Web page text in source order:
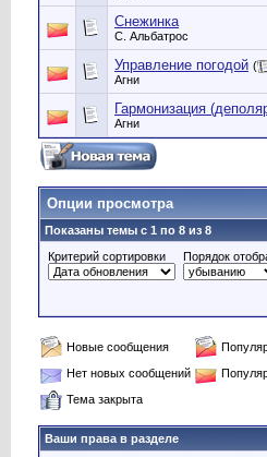
Снежинка
С. Альбатрос
Управление погодой (
Агни
Гармонизация
Агни
Опции просмотра
Показаны темы с 1 по 8 из 8
Критерий сортировки
Порядок
Новые сообщения
Нет новых сообщений
Тема закрыта
Ваши права в разделе